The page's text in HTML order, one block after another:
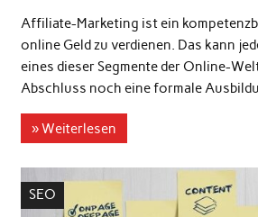
Affiliate-Marketing ist ein
online Geld zu verdienen. Das kann
eines dieser Segmente der Online-
Abschluss noch eine formale
» Weiterlesen
SEO